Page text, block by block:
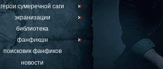
герои сумеречной саги
экранизации
библиотека
фанфикшн
поисковик фанфиков
новости